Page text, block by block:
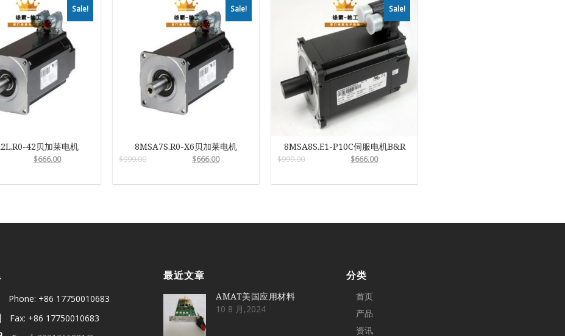
Sale!
42贝加莱电机
$666.00
Sale!
8MSA7S.R0-X6贝加莱电机
$999.00 $666.00
Sale!
8MSA8S.E1-P10C伺服电机B&R
$999.00 $666.00
Phone: +86 17750010683
Fax: +86 17750010683
最近文章
AMAT美国应用材料
10 8 月,2024
分类
首页
产品
资讯